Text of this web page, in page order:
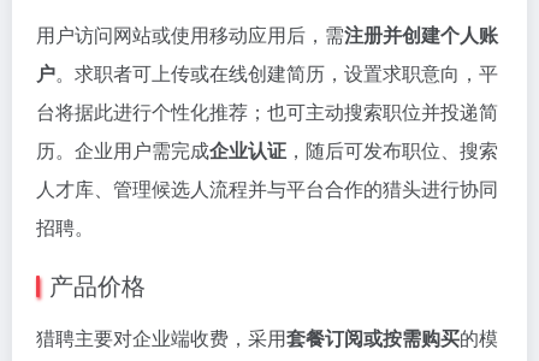
用户访问网站或使用移动应用后，需注册并创建个人账
户。求职者可上传或在线创建简历，设置求职意向，平
台将据此进行个性化推荐；也可主动搜索职位并投递简
历。企业用户需完成企业认证 ，随后可发布职位、搜索
人才库、管理候选人流程并与平台合作的猎头进行协同
招聘。
产品价格
猎聘主要对企业端收费，采用套餐订阅或按需购买的模